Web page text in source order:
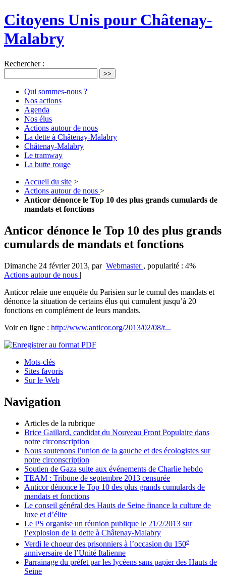
Citoyens Unis pour Châtenay-
Malabry
Rechercher :
>>
Qui sommes-nous ?
Nos actions
Agenda
Nos élus
Actions autour de nous
La dette à Châtenay-Malabry
Châtenay-Malabry
Le tramway
La butte rouge
Accueil du site >
Actions autour de nous >
Anticor dénonce le Top 10 des plus grands cumulards de
mandats et fonctions
Anticor dénonce le Top 10 des plus grands
cumulards de mandats et fonctions
Dimanche 24 février 2013, par Webmaster , popularité : 4%
Actions autour de nous |
Anticor relaie une enquête du Parisien sur le cumul des mandats et
dénonce la situation de certains élus qui cumulent jusqu’à 20
fonctions en complément de leurs mandats.
Voir en ligne : http://www.anticor.org/2013/02/08/t...
Mots-clés
Sites favoris
Sur le Web
Navigation
Articles de la rubrique
Brice Gaillard, candidat du Nouveau Front Populaire dans
notre circonscription
Nous soutenons l’union de la gauche et des écologistes sur
notre circonscription
Soutien de Gaza suite aux événements de Charlie hebdo
TEAM : Tribune de septembre 2013 censurée
Anticor dénonce le Top 10 des plus grands cumulards de
mandats et fonctions
Le conseil général des Hauts de Seine finance la culture de
luxe et d’élite
Le PS organise un réunion publique le 21/2/2013 sur
l’explosion de la dette à Châtenay-Malabry
Verdi le choeur des prisonniers à l’occasion du 150e
anniversaire de l’Unité Italienne
Parrainage du préfet par les lycéens sans papier des Hauts de
Seine